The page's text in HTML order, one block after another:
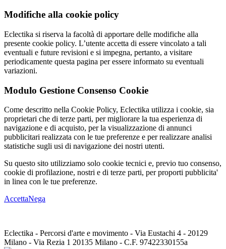
Modifiche alla cookie policy
Eclectika si riserva la facoltà di apportare delle modifiche alla
presente cookie policy. L’utente accetta di essere vincolato a tali
eventuali e future revisioni e si impegna, pertanto, a visitare
periodicamente questa pagina per essere informato su eventuali
variazioni.
Modulo Gestione Consenso Cookie
Come descritto nella Cookie Policy, Eclectika utilizza i cookie, sia
proprietari che di terze parti, per migliorare la tua esperienza di
navigazione e di acquisto, per la visualizzazione di annunci
pubblicitari realizzata con le tue preferenze e per realizzare analisi
statistiche sugli usi di navigazione dei nostri utenti.
Su questo sito utilizziamo solo cookie tecnici e, previo tuo consenso,
cookie di profilazione, nostri e di terze parti, per proporti pubblicita'
in linea con le tue preferenze.
AccettaNega
Eclectika - Percorsi d'arte e movimento - Via Eustachi 4 - 20129
Milano - Via Rezia 1 20135 Milano - C.F. 97422330155a